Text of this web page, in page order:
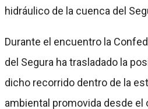
hidráulico de la cuenca del
Durante el encuentro la
del Segura ha trasladado la
dicho recorrido dentro de la
ambiental promovida desde el